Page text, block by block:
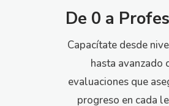
De 0 a
Capacítate desde
hasta avanzado
evaluaciones que
progreso en cada